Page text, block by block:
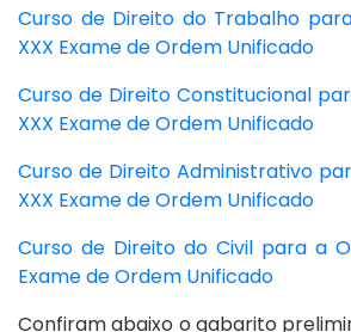
Curso de Direito do Trabalho
XXX Exame de Ordem Unificado
Curso de Direito Constitucional
XXX Exame de Ordem Unificado
Curso de Direito Administrativo
XXX Exame de Ordem Unificado
Curso de Direito do Civil para a
Exame de Ordem Unificado
Confiram abaixo o gabarito